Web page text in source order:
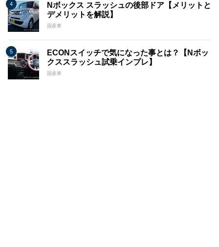
Nボックス スラッシュの後部ドア【メリットと
デメリットを解説】
国産車
ECONスイッチで気になった事とは？【Nボッ
クススラッシュ試乗インプレ】
国産車